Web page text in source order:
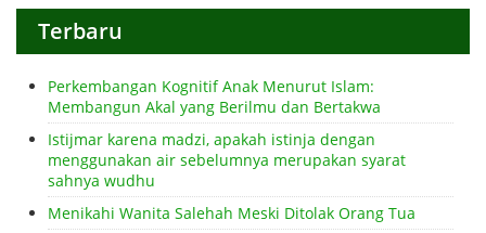
Terbaru
Perkembangan Kognitif Anak Menurut Islam:
Membangun Akal yang Berilmu dan Bertakwa
Istijmar karena madzi, apakah istinja dengan
menggunakan air sebelumnya merupakan syarat
sahnya wudhu
Menikahi Wanita Salehah Meski Ditolak Orang Tua